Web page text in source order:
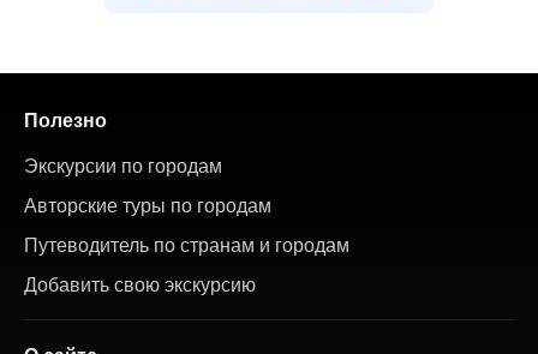
Полезно
Экскурсии по городам
Авторские туры по городам
Путеводитель по странам и городам
Добавить свою экскурсию